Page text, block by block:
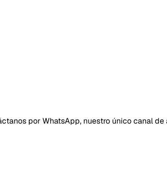
por WhatsApp, nuestro único canal de